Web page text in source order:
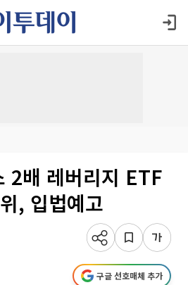
2배 레버리지 ETF
, 입법예고
구글 선호매체 추가